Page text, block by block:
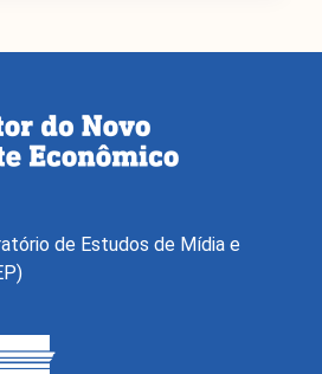
de Estudos de Mídia e